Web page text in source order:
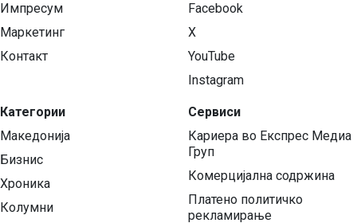
Импресум
Маркетинг
Контакт
Категории
Македонија
Бизнис
Хроника
Колумни
Facebook
X
YouTube
Instagram
Сервиси
Кариера во Експрес Медиа
Груп
Комерцијална содржина
Платено политичко
рекламирање